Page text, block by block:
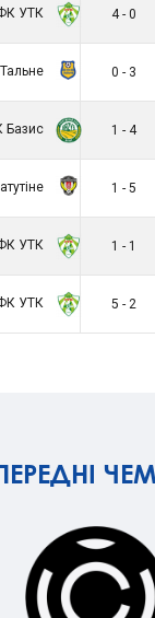
УТК 4 - 0
0 - 3
Базис 1 - 4
1 - 5
УТК 1 - 1
УТК 5 - 2